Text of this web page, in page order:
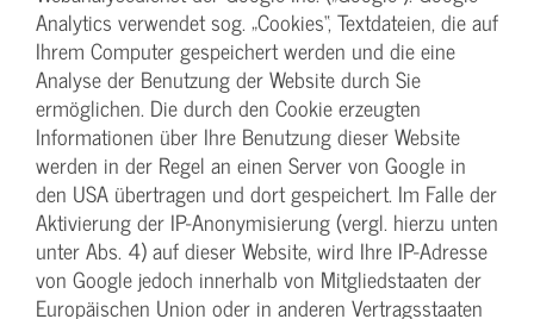
Analytics verwendet sog. „Cookies“, Textdateien, die auf
Ihrem Computer gespeichert werden und die eine
Analyse der Benutzung der Website durch Sie
ermöglichen. Die durch den Cookie erzeugten
Informationen über Ihre Benutzung dieser Website
werden in der Regel an einen Server von Google in
den USA übertragen und dort gespeichert. Im Falle der
Aktivierung der IP-Anonymisierung (vergl. hierzu unten
unter Abs. 4) auf dieser Website, wird Ihre IP-Adresse
von Google jedoch innerhalb von Mitgliedstaaten der
Europäischen Union oder in anderen Vertragsstaaten